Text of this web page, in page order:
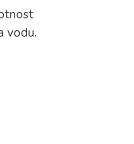
vodu.